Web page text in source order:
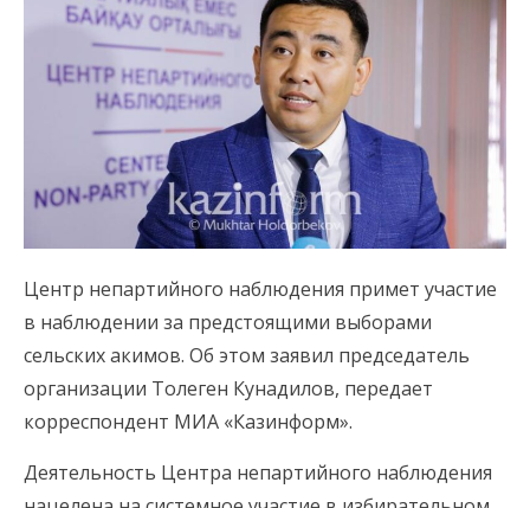
Центр непартийного наблюдения примет участие
в наблюдении за предстоящими выборами
сельских акимов. Об этом заявил председатель
организации Толеген Кунадилов, передает
корреспондент МИА «Казинформ».
Деятельность Центра непартийного наблюдения